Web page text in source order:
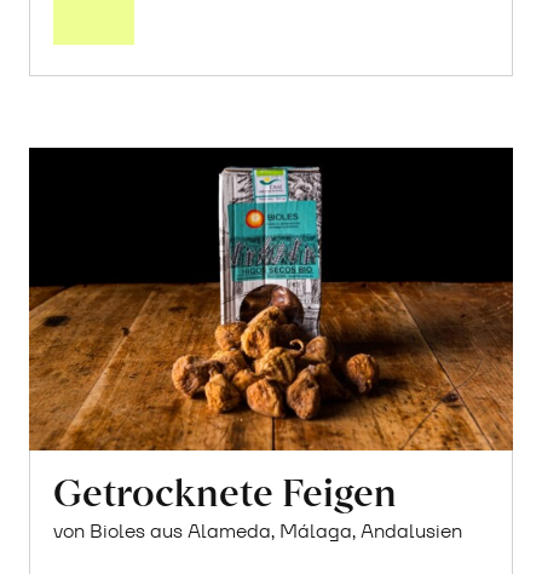
Getrocknete Feigen
von Bioles aus Alameda, Málaga, Andalusien